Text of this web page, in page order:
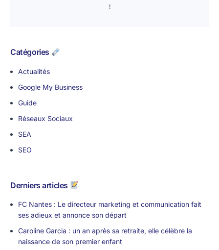
!
Catégories
Actualités
Google My Business
Guide
Réseaux Sociaux
SEA
SEO
Derniers articles
FC Nantes : Le directeur marketing et communication fait
ses adieux et annonce son départ
Caroline Garcia : un an après sa retraite, elle célèbre la
naissance de son premier enfant